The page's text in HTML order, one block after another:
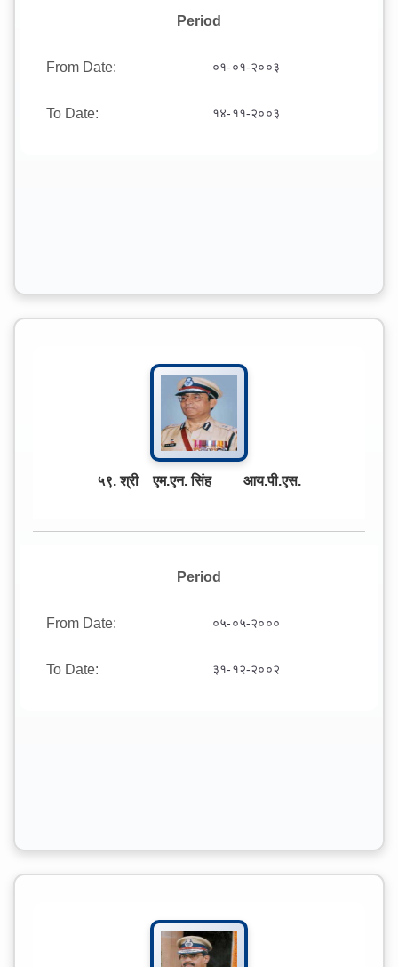
Period
From Date: ०१-०१-२००३
To Date: १४-११-२००३
५९. श्री एम.एन. सिंह आय.पी.एस.
Period
From Date: ०५-०५-२०००
To Date: ३१-१२-२००२